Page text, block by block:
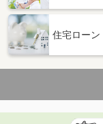
静岡県静岡市駿河
住
物
使
静岡県沼津市八幡
住宅ローン